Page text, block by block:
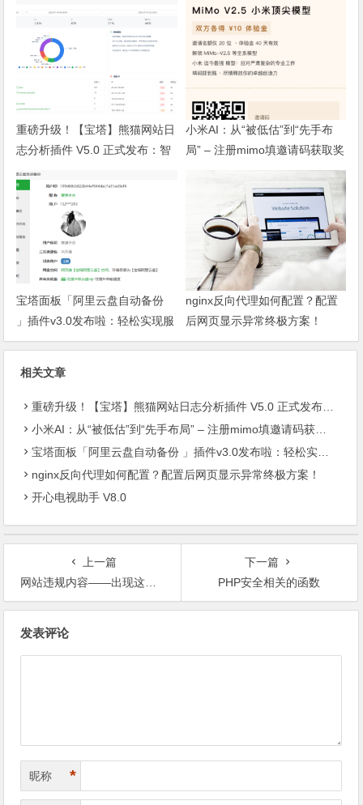
重磅升级！【宝塔】熊猫网站日
志分析插件 V5.0 正式发布：智
能体检+多维风控，运维效率全
面跃升
小米AI：从“被低估”到“先手布
局” – 注册mimo填邀请码获取奖
宝塔面板「阿里云盘自动备份
」插件v3.0发布啦：轻松实现服
务器数据异地容灾
nginx反向代理如何配置？配置
后网页显示异常终极方案！
相关文章
重磅升级！【宝塔】熊猫网站日志分析插件 V5.0 正式发布：智能体检+多维风控，运维效率全面跃升
小米AI：从“被低估”到“先手布局” – 注册mimo填邀请码获取奖励, 赶紧的薅羊毛
宝塔面板「阿里云盘自动备份 」插件v3.0发布啦：轻松实现服务器数据异地容灾
nginx反向代理如何配置？配置后网页显示异常终极方案！
开心电视助手 V8.0
上一篇
网站违规内容——出现这些百度不收录
下一篇
PHP安全相关的函数
发表评论
昵称 *